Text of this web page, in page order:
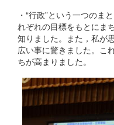
・“行政”という一つのま
れぞれの目標をもとにま
知りました。また，私が
広い事に驚きました。こ
ちが高まりました。